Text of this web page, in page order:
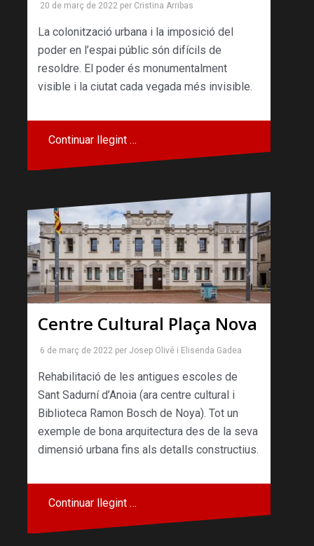
20 de març de 2022 per Cristina Arribas
La colonització urbana i la imposició del
poder en l’espai públic són difícils de
resoldre. El poder és monumentalment
visible i la ciutat cada vegada més invisible.
Continuar llegint …
Centre Cultural Plaça Nova
6 de març de 2022 per Josep Olivé i Elisenda Gadea
Rehabilitació de les antigues escoles de
Sant Sadurní d’Anoia (ara centre cultural i
Biblioteca Ramon Bosch de Noya). Tot un
exemple de bona arquitectura des de la seva
dimensió urbana fins als detalls constructius.
Continuar llegint …